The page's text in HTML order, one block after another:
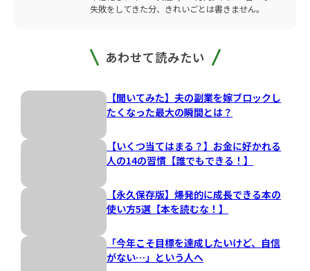
失敗をしてきた分、きれいごとは書きません。
あわせて読みたい
【聞いてみた】夫の副業を嫁ブロックし
たくなった最大の瞬間とは？
【いくつ当てはまる？】お金に好かれる
人の14の習慣【誰でもできる！】
【永久保存版】爆発的に成長できる本の
使い方5選【本を読むな！】
「今年こそ目標を達成したいけど、自信
がない…」という人へ